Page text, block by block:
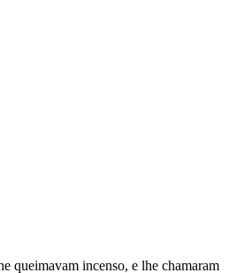
queimavam incenso, e lhe chamaram